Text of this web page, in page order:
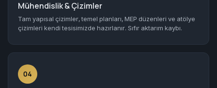
Mühendislik & Çizimler
Tam yapısal çizimler, temel planları, MEP düzenleri ve atölye
çizimleri kendi tesisimizde hazırlanır. Sıfır aktarım kaybı.
04